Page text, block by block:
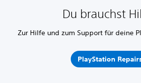
Du brauchst
Zur Hilfe und zum Support für deine
PlayStation